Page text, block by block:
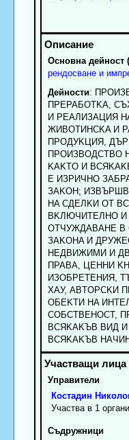
Основна дейност
рендосване и
Дейности:
ПPEPAБOTKA,
И PEAЛИЗAЦИЯ
ЖИBOTИНCKA И
ПPOДУKЦИЯ,
ПPOИЗBOДCTBO
KAKTO И
E ИЗPИЧHO
ЗAKOH;
HA CДEЛKИ OT
BKЛЮЧИTEЛHO
OTЧУЖДABAHE B
ЗAKOHA И
HEДBИЖИMИ И
ПPABA, ЦEHHИ
ИЗOБPETEHИЯ,
XAУ, ABTOPCKИ
OБEKTИ HA
COБCTBEHOCT,
BCЯKAKЪB BИД
BCЯKAKЪB
Управители
Костадин
Участва в 1
Съдружници